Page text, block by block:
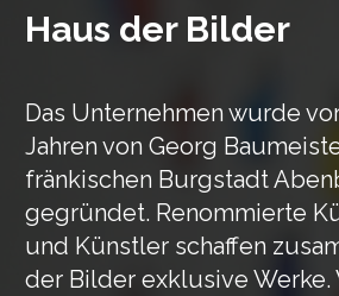
Haus der Bilder
Das Unternehmen wurde
Jahren von Georg
fränkischen Burgstadt
gegründet. Renommierte
und Künstler schaffen
der Bilder exklusive Werke.